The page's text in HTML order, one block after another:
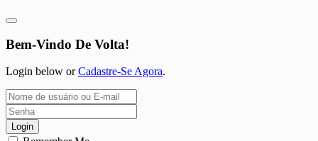
Bem-Vindo De Volta!
Login below orCadastre-Se Agora.
Login